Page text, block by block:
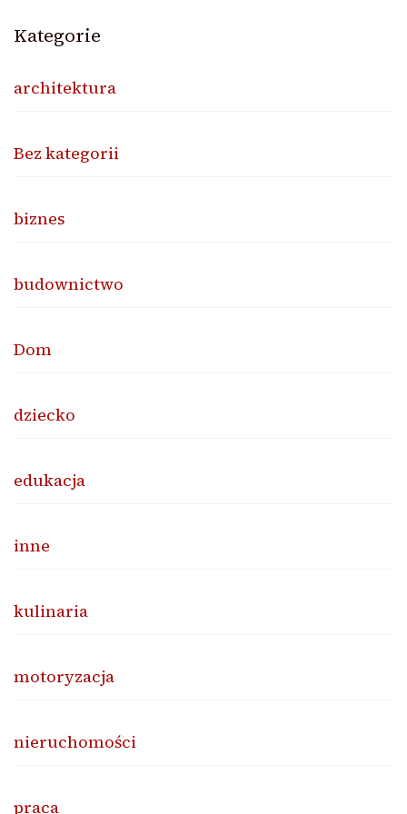
Kategorie
architektura
Bez kategorii
biznes
budownictwo
Dom
dziecko
edukacja
inne
kulinaria
motoryzacja
nieruchomości
praca